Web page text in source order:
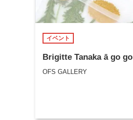
イベント
Brigitte Tanaka ā go go
OFS GALLERY